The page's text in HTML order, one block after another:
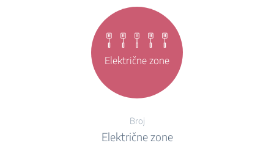
Električne zone
Broj
Električne zone